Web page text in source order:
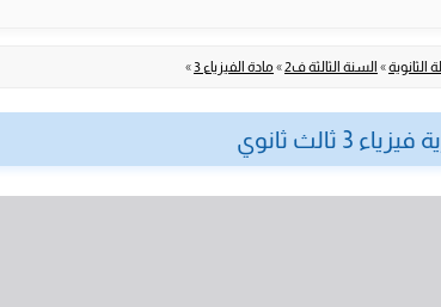
الثانوية» السنة الثالثة ف2 » مادة الفيزياء 3 »
ثالث ثانوي